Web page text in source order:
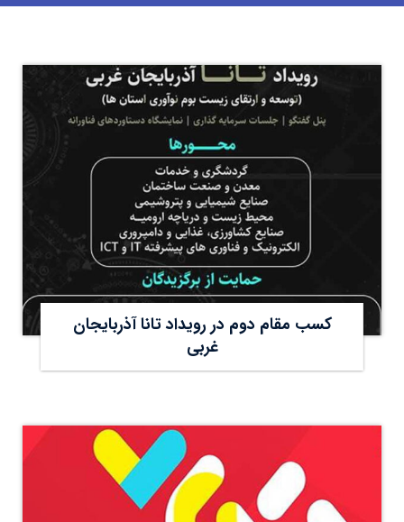
کسب مقام دوم در رویداد تانا آذربایجان
غربی